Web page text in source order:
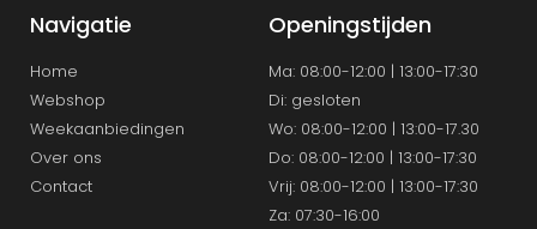
Navigatie
Home
Webshop
Weekaanbiedingen
Over ons
Contact
Openingstijden
Ma: 08:00-12:00 | 13:00-17:30
Di: gesloten
Wo: 08:00-12:00 | 13:00-17.30
Do: 08:00-12:00 | 13:00-17:30
Vrij: 08:00-12:00 | 13:00-17:30
Za: 07:30-16:00